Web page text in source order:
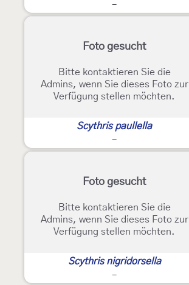
-
Foto gesucht
Bitte kontaktieren Sie die
Admins, wenn Sie dieses Foto zur
Verfügung stellen möchten.
Scythris paullella
-
Foto gesucht
Bitte kontaktieren Sie die
Admins, wenn Sie dieses Foto zur
Verfügung stellen möchten.
Scythris nigridorsella
-